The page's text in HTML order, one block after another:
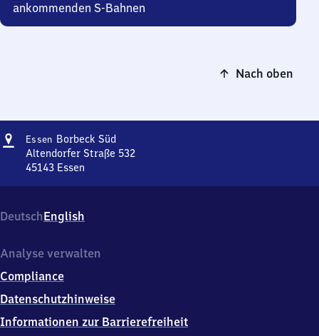
ankommenden S-Bahnen
Nach oben
Adresse
Essen Borbeck SüdEssen-
Borbeck
Altendorfer Straße 532
45143 Essen
Süd,
Altendorfer
532,
5
1
3
DeutschEnglish
Analyse verwalten
Compliance
Datenschutzhinweise
Informationen zur Barrierefreiheit